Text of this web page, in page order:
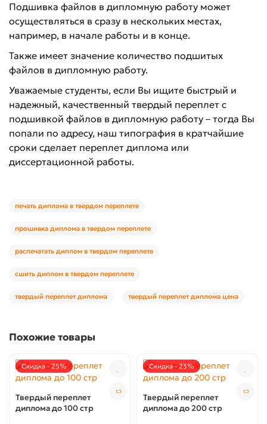
Подшивка файлов в дипломную работу может
осуществляться в сразу в нескольких местах,
например, в начале работы и в конце.
Также имеет значение количество подшитых
файлов в дипломную работу.
Уважаемые студенты, если Вы ищите быстрый и
надежный, качественный твердый переплет с
подшивкой файлов в дипломную работу – тогда Вы
попали по адресу, наш типография в кратчайшие
сроки сделает переплет диплома или
диссертационной работы.
печать диплома в твердом переплете
прошивка диплома в твердом переплете
распечатать диплом в твердом переплете
сшить диплом в твердом переплете
твердый переплет диплома твердый переплет диплома цена
Похожие товары
Скидка - 25%
Твердый переплет
диплома до 100 стр
Скидка - 23%
Твердый переплет
диплома до 200 стр